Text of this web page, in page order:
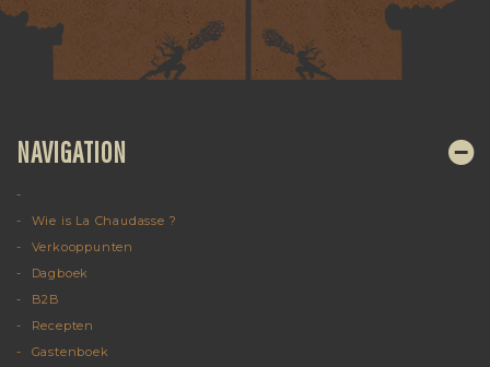
NAVIGATION
Wie is La Chaudasse ?
Verkooppunten
Dagboek
B2B
Recepten
Gastenboek